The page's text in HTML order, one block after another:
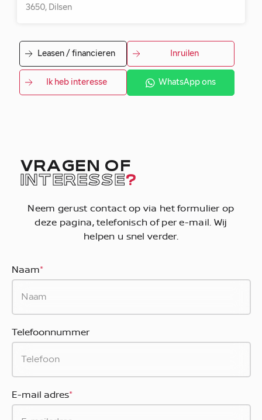
3650, Dilsen
Leasen / financieren Inruilen
Ik heb interesse WhatsApp ons
VRAGEN OF
INTERESSE?
Neem gerust contact op via het formulier op
deze pagina, telefonisch of per e-mail. Wij
helpen u snel verder.
Naam*
Telefoonnummer
E-mail adres*